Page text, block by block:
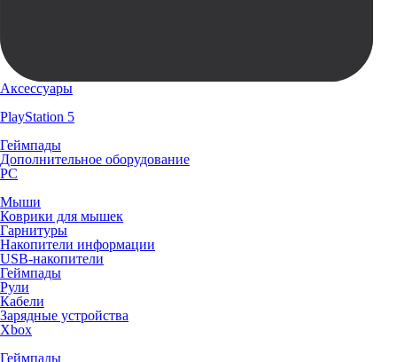
Аксессуары
PlayStation 5
Геймпады
Дополнительное оборудование
PC
Мыши
Коврики для мышек
Гарнитуры
Накопители информации
USB-накопители
Геймпады
Рули
Кабели
Зарядные устройства
Xbox
Геймпады